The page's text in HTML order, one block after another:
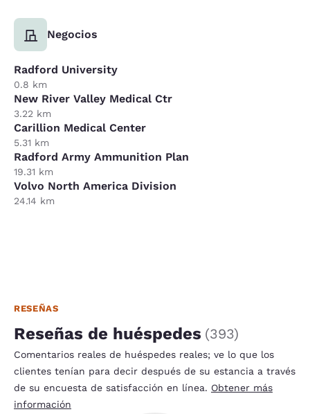
Negocios
Radford University
0.8 km
New River Valley Medical Ctr
3.22 km
Carillion Medical Center
5.31 km
Radford Army Ammunition Plan
19.31 km
Volvo North America Division
24.14 km
RESEÑAS
Reseñas de huéspedes (393)
Comentarios reales de huéspedes reales; ve lo que los
clientes tenían para decir después de su estancia a través
de su encuesta de satisfacción en línea. Obtener más
información